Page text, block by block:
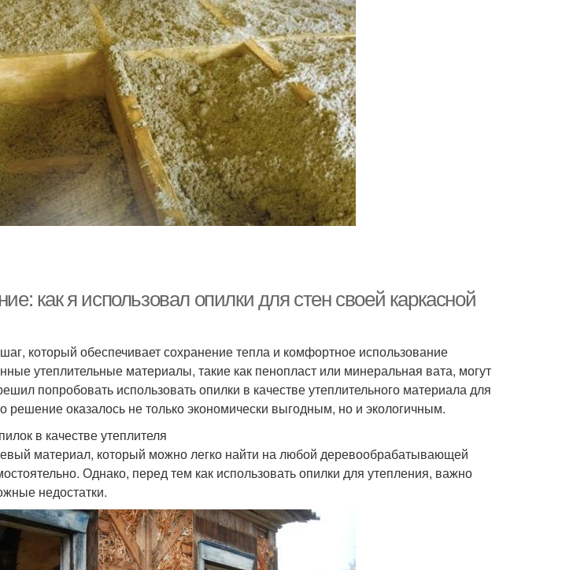
как я использовал опилки для стен своей каркасной
который обеспечивает сохранение тепла и комфортное использование
утеплительные материалы, такие как пенопласт или минеральная вата, могут
попробовать использовать опилки в качестве утеплительного материала для
решение оказалось не только экономически выгодным, но и экологичным.
в качестве утеплителя
материал, который можно легко найти на любой деревообрабатывающей
Однако, перед тем как использовать опилки для утепления, важно
недостатки.